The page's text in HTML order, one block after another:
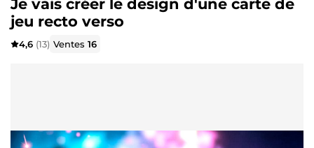
Je vais créer le design d'une carte de
jeu recto verso
4,6 (13) Ventes16